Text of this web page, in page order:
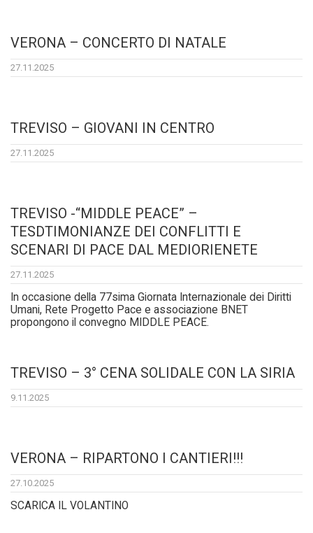
VERONA – CONCERTO DI NATALE
27.11.2025
TREVISO – GIOVANI IN CENTRO
27.11.2025
TREVISO -“MIDDLE PEACE” –
TESDTIMONIANZE DEI CONFLITTI E
SCENARI DI PACE DAL MEDIORIENETE
27.11.2025
In occasione della 77sima Giornata Internazionale dei Diritti
Umani, Rete Progetto Pace e associazione BNET
propongono il convegno MIDDLE PEACE.
TREVISO – 3° CENA SOLIDALE CON LA SIRIA
9.11.2025
VERONA – RIPARTONO I CANTIERI!!!
27.10.2025
SCARICA IL VOLANTINO